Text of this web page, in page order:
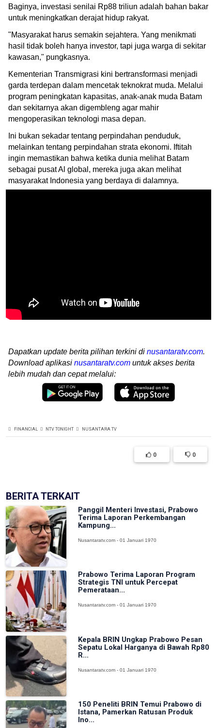
Baginya, investasi senilai Rp88 triliun adalah bahan bakar
untuk meningkatkan derajat hidup rakyat.
"Masyarakat harus semakin sejahtera. Yang menikmati
hasil tidak boleh hanya investor, tapi juga warga di sekitar
kawasan," pungkasnya.
Kementerian Transmigrasi kini bertransformasi menjadi
garda terdepan dalam mencetak teknokrat muda. Melalui
program peningkatan kapasitas, anak-anak muda Batam
dan sekitarnya akan digembleng agar mahir
mengoperasikan teknologi masa depan.
Ini bukan sekadar tentang perpindahan penduduk,
melainkan tentang perpindahan strata ekonomi. Iftitah
ingin memastikan bahwa ketika dunia melihat Batam
sebagai pusat Al global, mereka juga akan melihat
masyarakat Indonesia yang berdaya di dalamnya.
Dapatkan update berita pilihan terkini di nusantaratv.com.
Download aplikasi nusantaratv.com untuk akses berita
lebih mudah dan cepat melalui:
FINANCIAL NTV TONIGHT NUSANTARA TV
0 0
BERITA TERKAIT
Panggil Menteri Investasi, Prabowo
Terima Laporan Perkembangan
Kampung...
Nusantaratv.com - 01 Januari 1970
Prabowo Terima Laporan Program
Strategis TNI untuk Percepat
Pemerataan...
Nusantaratv.com - 01 Januari 1970
Kepala BRIN Ungkap Prabowo Pesan
Sepatu Lokal Harganya di Bawah Rp80
R...
Nusantaratv.com - 01 Januari 1970
150 Peneliti BRIN Temui Prabowo di
Istana, Pamerkan Ratusan Produk
Ino...